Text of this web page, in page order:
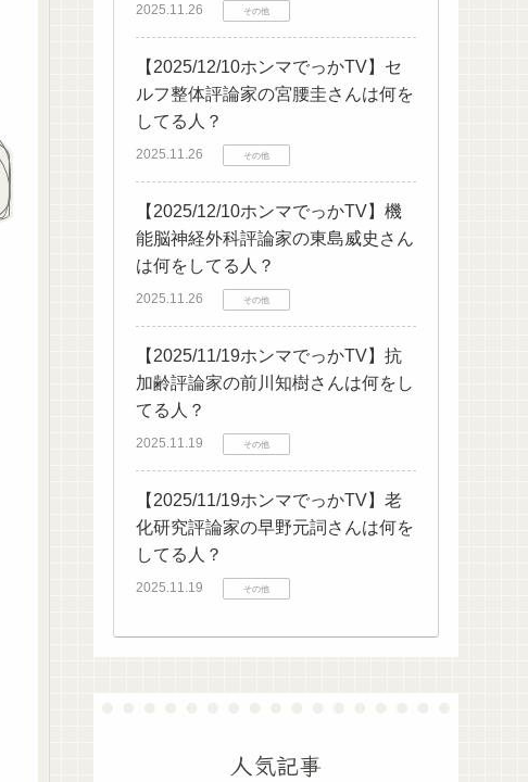
2025.11.26 その他
【2025/12/10ホンマでっかTV】セ
ルフ整体評論家の宮腰圭さんは何を
してる人？
2025.11.26 その他
【2025/12/10ホンマでっかTV】機
能脳神経外科評論家の東島威史さん
は何をしてる人？
2025.11.26 その他
【2025/11/19ホンマでっかTV】抗
加齢評論家の前川知樹さんは何をし
てる人？
2025.11.19 その他
【2025/11/19ホンマでっかTV】老
化研究評論家の早野元詞さんは何を
してる人？
2025.11.19 その他
人気記事